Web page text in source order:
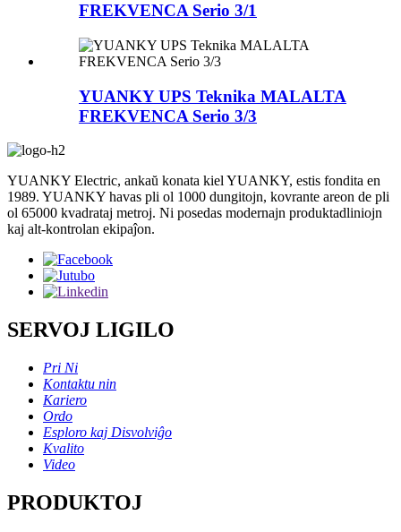
FREKVENCA Serio 3/1
YUANKY UPS Teknika MALALTA
FREKVENCA Serio 3/3
YUANKY Electric, ankaŭ konata kiel YUANKY, estis fondita en
1989. YUANKY havas pli ol 1000 dungitojn, kovrante areon de pli
ol 65000 kvadrataj metroj. Ni posedas modernajn produktadliniojn
kaj alt-kontrolan ekipaĵon.
SERVOJ LIGILO
Pri Ni
Kontaktu nin
Kariero
Ordo
Esploro kaj Disvolviĝo
Kvalito
Video
PRODUKTOJ